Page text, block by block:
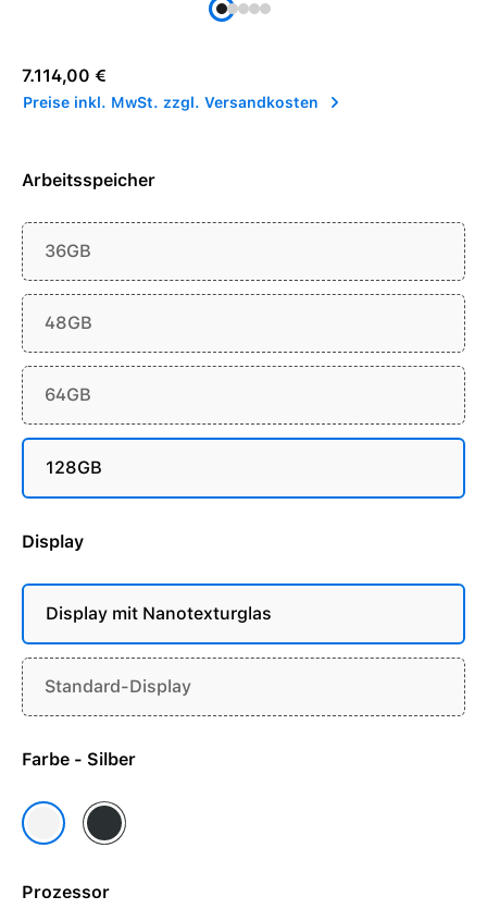
Regulärer Preis:
7.114,00 €
Preise inkl. MwSt. zzgl. Versandkosten
Arbeitsspeicher
36GB
48GB
64GB
128GB
Display
Display mit Nanotexturglas
Standard-Display
Farbe - Silber
Silber Space Schwarz
Prozessor